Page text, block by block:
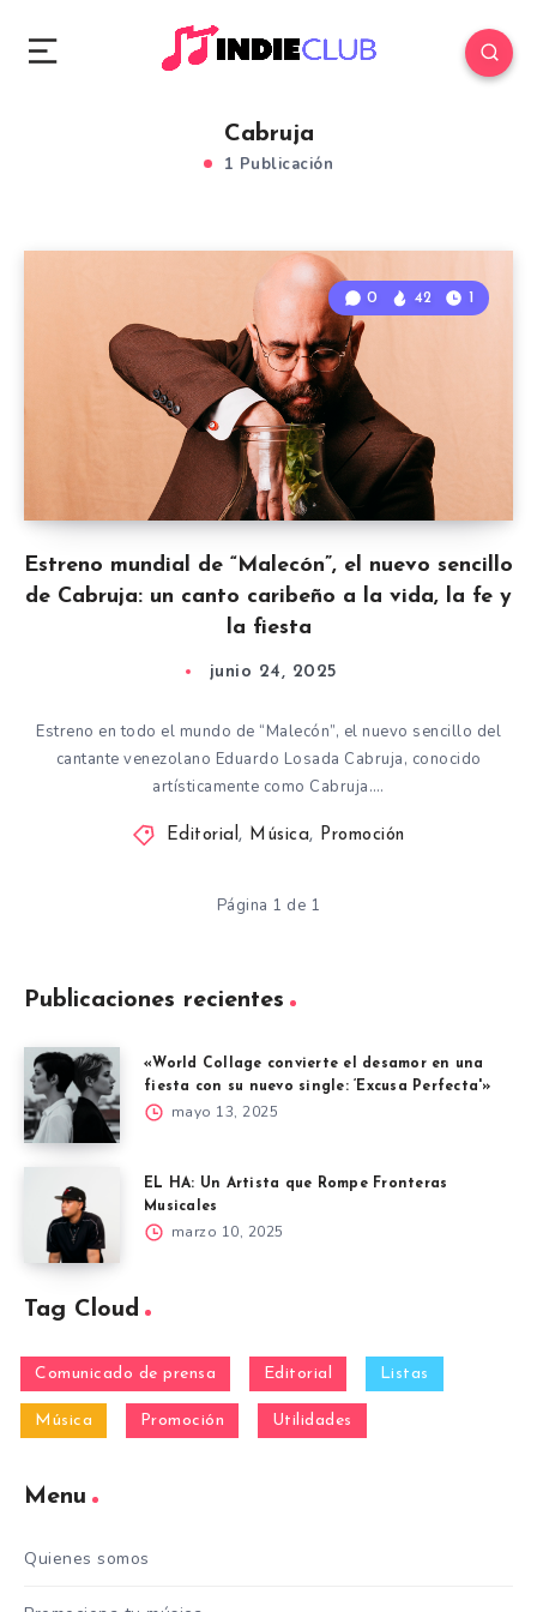
Cabruja
1 Publicación
Estreno mundial de “Malecón”, el nuevo sencillo
de Cabruja: un canto caribeño a la vida, la fe y
la fiesta
0 42 1
junio 24, 2025
Estreno en todo el mundo de “Malecón”, el nuevo sencillo del
cantante venezolano Eduardo Losada Cabruja, conocido
artísticamente como Cabruja….
Editorial, Música, Promoción
Página 1 de 1
Publicaciones recientes
«World Collage convierte el desamor en una
fiesta con su nuevo single: ‘Excusa Perfecta'»
mayo 13, 2025
EL HA: Un Artista que Rompe Fronteras
Musicales
marzo 10, 2025
Tag Cloud
Comunicado de prensa Editorial Listas
Música Promoción Utilidades
Menu
Quienes somos